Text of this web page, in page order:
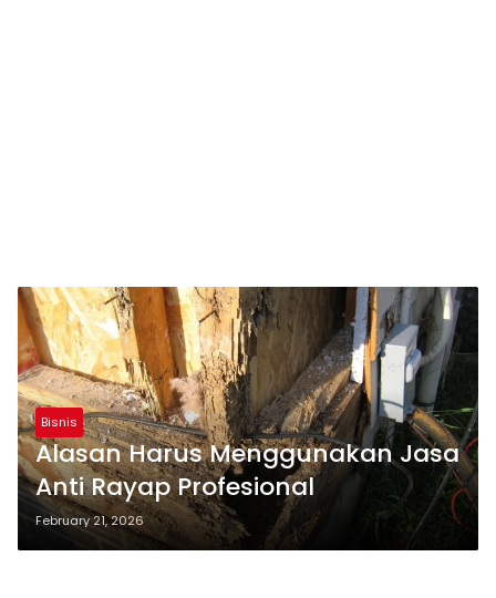
Bisnis
Alasan Harus Menggunakan Jasa
Anti Rayap Profesional
February 21, 2026